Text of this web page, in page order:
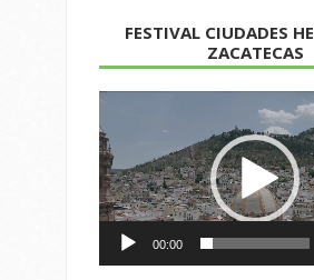
FESTIVAL CIUDADES
ZACATECAS
de
vídeo
00:00